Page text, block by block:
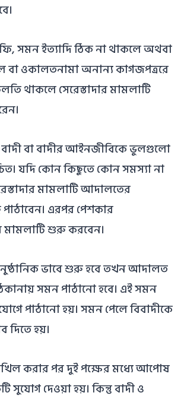
ফি, সমন ইত্যাদি ঠিক না থাকলে অথবা
ওকালতনামা অনান্য কাগজপত্ররে
থাকলে সেরেস্তাদার মামলাটি
বাদী বা বাদীর আইনজীবিকে ভুলগুলো
যদি কোন কিছুতে কোন সমস্যা না
মামলাটি আদালতের
এরপর পেশকার
মামলাটি শুরু করবেন।
ভাবে শুরু হবে তখন আদালত
সমন পাঠানো হবে। এই সমন
পাঠানো হয়। সমন পেলে বিবাদীকে
হয়।
করার পর দুই পক্ষের মধ্যে আপোষ
সুযোগ দেওয়া হয়। কিন্তু বাদী ও